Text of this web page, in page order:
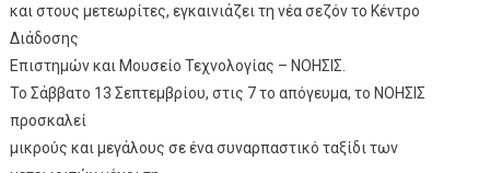
και στους μετεωρίτες, εγκαινιάζει τη νέα σεζόν το Κέντρο
Διάδοσης
Επιστημών και Μουσείο Τεχνολογίας – ΝΟΗΣΙΣ.
Το Σάββατο 13 Σεπτεμβρίου, στις 7 το απόγευμα, το ΝΟΗΣΙΣ
προσκαλεί
μικρούς και μεγάλους σε ένα συναρπαστικό ταξίδι των